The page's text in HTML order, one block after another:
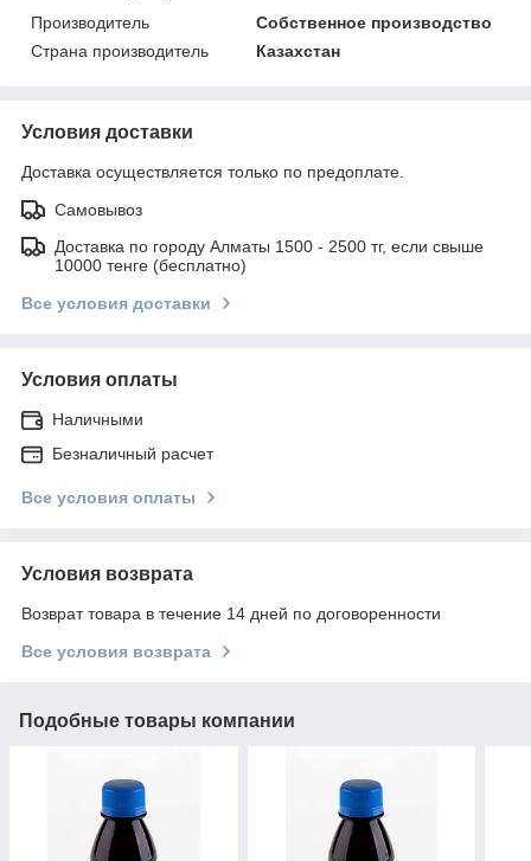
Производитель
Собственное производство
Страна производитель
Казахстан
Условия доставки
Доставка осуществляется только по предоплате.
Самовывоз
Доставка по городу Алматы 1500 - 2500 тг, если свыше
10000 тенге (бесплатно)
Все условия доставки
Условия оплаты
Наличными
Безналичный расчет
Все условия оплаты
Условия возврата
Возврат товара в течение 14 дней по договоренности
Все условия возврата
Подобные товары компании